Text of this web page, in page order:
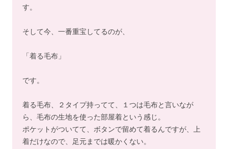
す。
そして今、一番重宝してるのが、
「着る毛布」
です。
着る毛布、２タイプ持ってて、１つは毛布と言いなが
ら、毛布の生地を使った部屋着という感じ。
ポケットがついてて、ボタンで留めて着るんですが、上
着だけなので、足元までは暖かくない。